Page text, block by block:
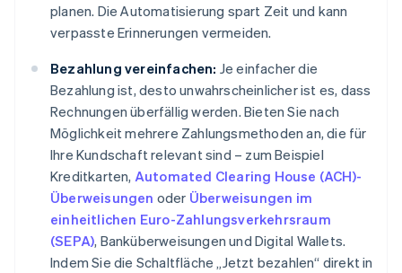
planen. Die Automatisierung spart Zeit und kann
verpasste Erinnerungen vermeiden.
Bezahlung vereinfachen: Je einfacher die
Bezahlung ist, desto unwahrscheinlicher ist es, dass
Rechnungen überfällig werden. Bieten Sie nach
Möglichkeit mehrere Zahlungsmethoden an, die für
Ihre Kundschaft relevant sind – zum Beispiel
Kreditkarten, Automated Clearing House (ACH)-
Überweisungen oder Überweisungen im
einheitlichen Euro-Zahlungsverkehrsraum
(SEPA), Banküberweisungen und Digital Wallets.
Indem Sie die Schaltfläche „Jetzt bezahlen“ direkt in